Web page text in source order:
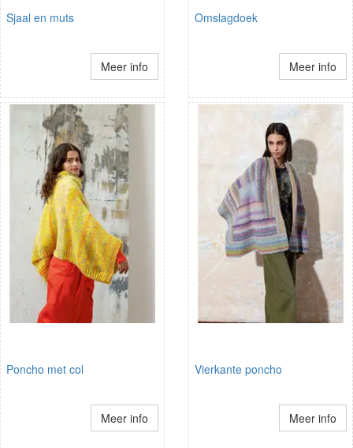
Sjaal en muts
Meer info
Omslagdoek
Meer info
Poncho met col
Meer info
Vierkante poncho
Meer info